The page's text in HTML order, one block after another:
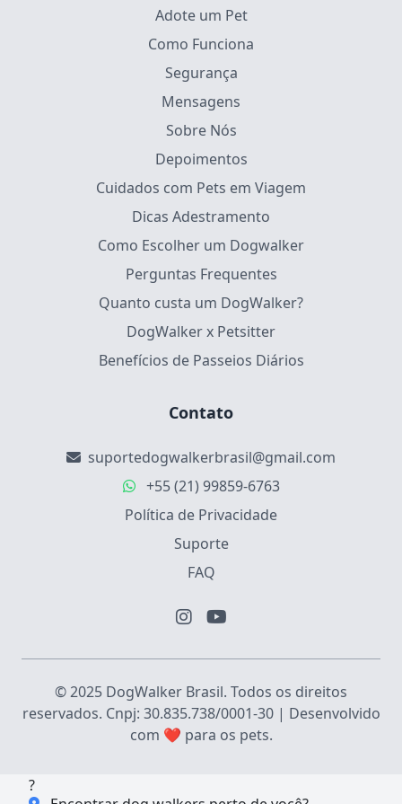
Adote um Pet
Como Funciona
Segurança
Mensagens
Sobre Nós
Depoimentos
Cuidados com Pets em Viagem
Dicas Adestramento
Como Escolher um Dogwalker
Perguntas Frequentes
Quanto custa um DogWalker?
DogWalker x Petsitter
Benefícios de Passeios Diários
Contato
suportedogwalkerbrasil@gmail.com
+55 (21) 99859-6763
Política de Privacidade
Suporte
FAQ
© 2025 DogWalker Brasil. Todos os direitos
reservados. Cnpj: 30.835.738/0001-30 | Desenvolvido
com ❤️ para os pets.
?